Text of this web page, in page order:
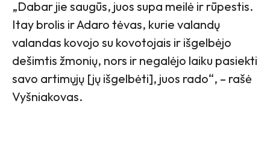
„Dabar jie saugūs, juos supa meilė ir rūpestis.
Itay brolis ir Adaro tėvas, kurie valandų
valandas kovojo su kovotojais ir išgelbėjo
dešimtis žmonių, nors ir negalėjo laiku pasiekti
savo artimųjų [jų išgelbėti], juos rado“, – rašė
Vyšniakovas.